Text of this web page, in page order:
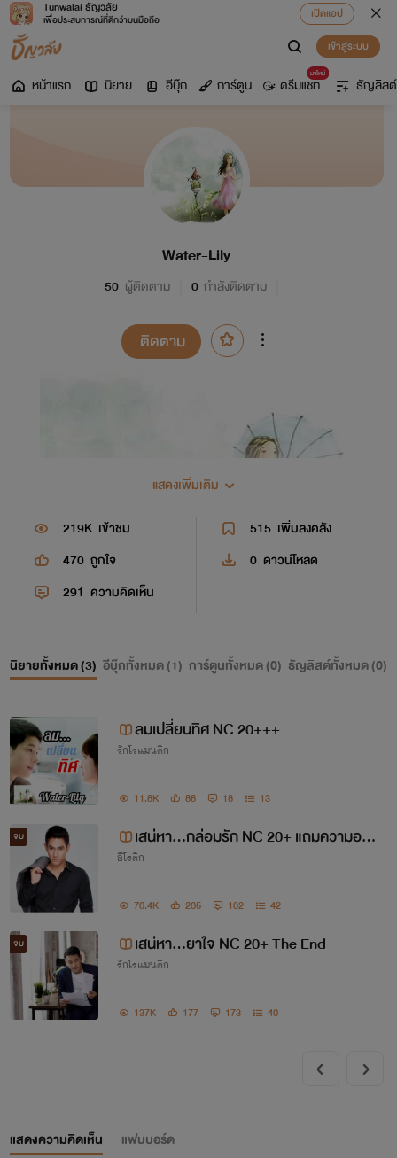
Tunwalai ธัญวลัย
เพื่อประสบการณ์ที่ดีกว่าบนมือถือ
เปิดแอป
เข้าสู่ระบบ
หน้าแรก นิยาย อีบุ๊ก การ์ตูน
มาใหม่
ดรีมแชท ธัญลิสต์
Water-Lily
50 ผู้ติดตาม 0 กำลังติดตาม
ติดตาม
คือมนุษย์นิยาย เสียเงินค่าอ่านนิยาย
ออนไลน์ มากกว่าค่าอาหารในแต่ละ
เดือน
ความฝัน อยากพบรักกับพระเอกที่
แสดงเพิ่มเติม
219K เข้าชม 515 เพิ่มลงคลัง
470 ถูกใจ 0 ดาวน์โหลด
291 ความคิดเห็น
นิยายทั้งหมด (3) อีบุ๊กทั้งหมด (1) การ์ตูนทั้งหมด (0) ธัญลิสต์ทั้งหมด (0)
ลมเปลี่ยนทิศ NC 20+++
รักโรแมนติก
11.8K 88 18 13
จบ
เสน่หา...กล่อมรัก NC 20+ แถมความอบอุ่
น The End
อีโรติก
70.4K 205 102 42
จบ เสน่หา...ยาใจ NC 20+ The End
รักโรแมนติก
137K 177 173 40
แสดงความคิดเห็น แฟนบอร์ด